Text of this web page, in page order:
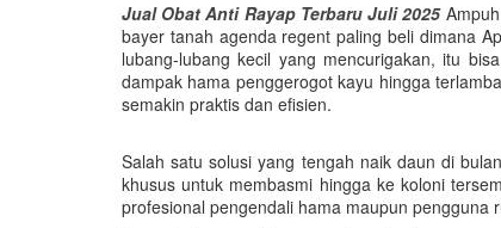
Jual Obat Anti Rayap Terbaru Juli 2025Ampuh
bayer tanah agenda regent paling beli dimana
lubang-lubang kecil yang mencurigakan, itu
dampak hama penggerogot kayu hingga
semakin praktis dan efisien.
Salah satu solusi yang tengah naik daun di
khusus untuk membasmi hingga ke koloni
profesional pengendali hama maupun